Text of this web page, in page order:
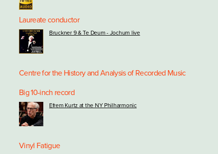
Laureate conductor
Bruckner 9 & Te Deum - Jochum live
Centre for the History and Analysis of Recorded Music
Big 10-inch record
Efrem Kurtz at the NY Philharmonic
Vinyl Fatigue